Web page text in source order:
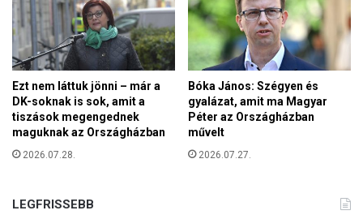
e
s
t
á
a
d
b
M
Ezt nem láttuk jönni – már a
DK-soknak is sok, amit a
tiszások megengednek
maguknak az Országházban
2026.07.28.
Bóka János: Szégyen és
gyalázat, amit ma Magyar
Péter az Országházban
művelt
2026.07.27.
LEGFRISSEBB